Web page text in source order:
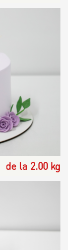
de la 2.00 kg